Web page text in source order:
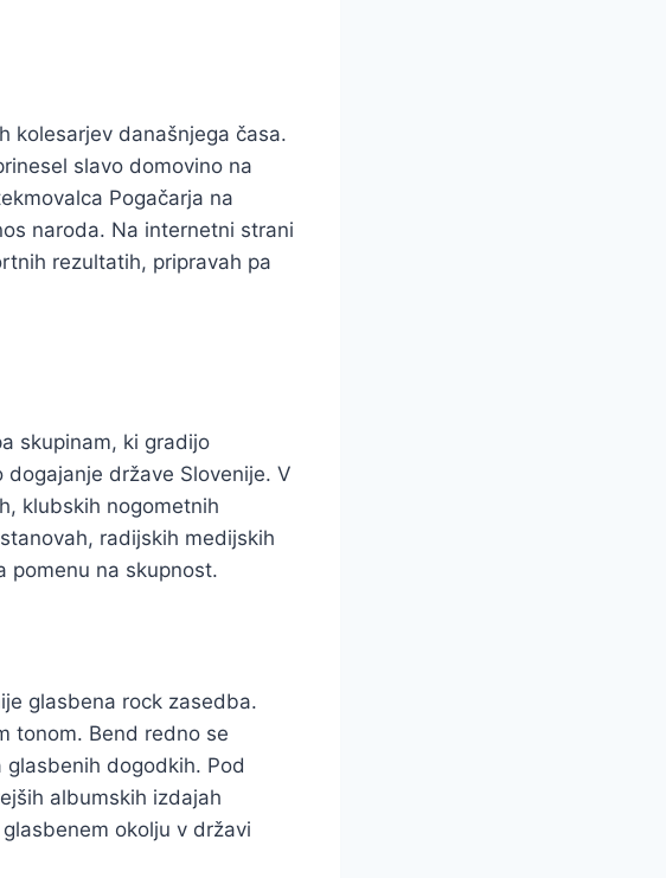
kolesarjev današnjega časa.
slavo domovino na
Pogačarja na
naroda. Na internetni strani
rezultatih, pripravah pa
skupinam, ki gradijo
države Slovenije. V
klubskih nogometnih
radijskih medijskih
pomenu na skupnost.
glasbena rock zasedba.
tonom. Bend redno se
dogodkih. Pod
albumskih izdajah
okolju v državi